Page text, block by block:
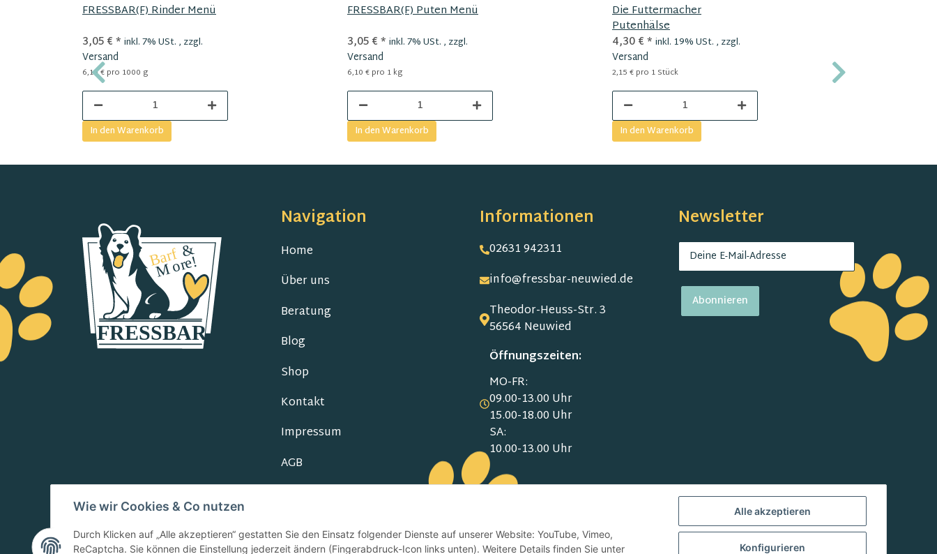
FRESSBAR(F) Rinder Menü
3,05 €* inkl. 7% USt. , zzgl.
Versand
6,10 € pro 1000 g
In den Warenkorb
FRESSBAR(F) Puten Menü
3,05 €* inkl. 7% USt. , zzgl.
Versand
6,10 € pro 1 kg
In den Warenkorb
Die Futtermacher
Putenhälse
4,30 €* inkl. 19% USt. , zzgl.
Versand
2,15 € pro 1 Stück
In den Warenkorb
Navigation
Home
Über uns
Beratung
Blog
Shop
Kontakt
Impressum
AGB
Informationen
02631 942311
info@fressbar-neuwied.de
Theodor-Heuss-Str. 3
56564 Neuwied
Öffnungszeiten:
MO-FR:
09.00-13.00 Uhr
15.00-18.00 Uhr
SA:
10.00-13.00 Uhr
Newsletter
Abonnieren
Wie wir Cookies & Co nutzen
Durch Klicken auf „Alle akzeptieren“ gestatten Sie den Einsatz folgender Dienste auf unserer Website: YouTube, Vimeo,
ReCaptcha. Sie können die Einstellung jederzeit ändern (Fingerabdruck-Icon links unten). Weitere Details finden Sie unter
Alle akzeptieren
Konfigurieren